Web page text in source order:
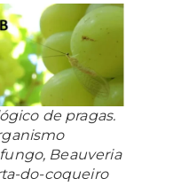
de pragas.
Beauveria
do-coqueiro